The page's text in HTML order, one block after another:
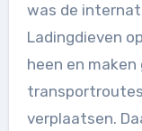
was de
Ladingdieven
heen en
verplaatsen.